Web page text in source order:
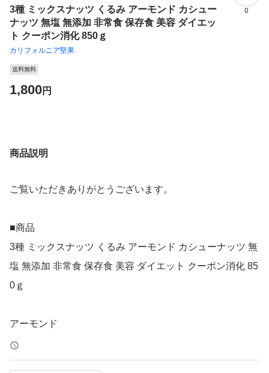
3種 ミックスナッツ くるみ アーモンド カシュー
ナッツ 無塩 無添加 非常食 保存食 美容 ダイエッ
ト クーポン消化 850ｇ
カリフォルニア堅果
0
送料無料
1,800円
商品説明
ご覧いただきありがとうございます。
■商品
3種 ミックスナッツ くるみ アーモンド カシューナッツ 無
塩 無添加 非常食 保存食 美容 ダイエット クーポン消化 85
0ｇ
アーモンド
くるみ
カシューナッツ